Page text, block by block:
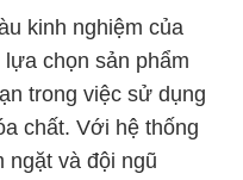
kinh nghiệm của
chọn sản phẩm
trong việc sử dụng
chất. Với hệ thống
ngặt và đội ngũ